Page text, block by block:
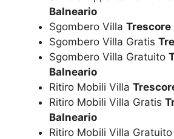
Balneario
Sgombero Villa Trescore
Sgombero Villa Gratis
Sgombero Villa Gratuito
Balneario
Ritiro Mobili Villa
Ritiro Mobili Villa Gratis
Balneario
Ritiro Mobili Villa Gratuito